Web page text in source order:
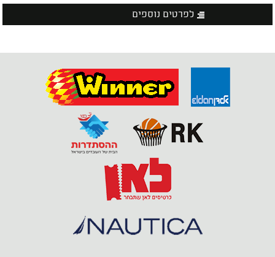
לפרטים נוספים